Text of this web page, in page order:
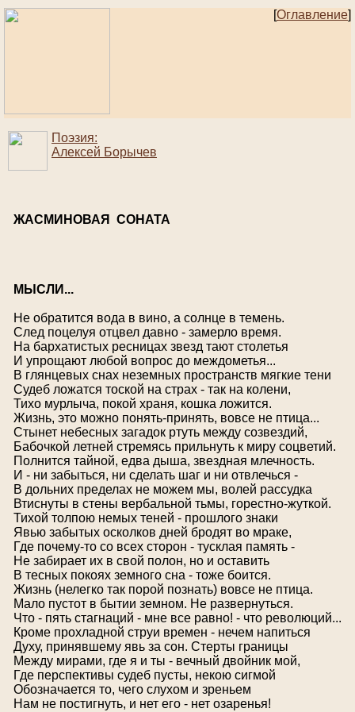
[Оглавление]
Поэзия:
Алексей Борычев
ЖАСМИНОВАЯ СОНАТА
М ЫСЛИ...
Не обратится вода в вино, а солнце в темень.
След поцелуя отцвел давно - замерло время.
На бархатистых ресницах звезд тают столетья
И упрощают любой вопрос до междометья...
В глянцевых снах неземных пространств мягкие тени
Судеб ложатся тоской на страх - так на колени,
Тихо мурлыча, покой храня, кошка ложится.
Жизнь, это можно понять-принять, вовсе не птица...
Стынет небесных загадок ртуть между созвездий,
Бабочкой летней стремясь прильнуть к миру соцветий.
Полнится тайной, едва дыша, звездная млечность.
И - ни забыться, ни сделать шаг и ни отвлечься -
В дольних пределах не можем мы, волей рассудка
Втиснуты в стены вербальной тьмы, горестно-жуткой.
Тихой толпою немых теней - прошлого знаки
Явью забытых осколков дней бродят во мраке,
Где почему-то со всех сторон - тусклая память -
Не забирает их в свой полон, но и оставить
В тесных покоях земного сна - тоже боится.
Жизнь (нелегко так порой познать) вовсе не птица.
Мало пустот в бытии земном. Не развернуться.
Что - пять стагнаций - мне все равно! - что революций...
Кроме прохладной струи времен - нечем напиться
Духу, принявшему явь за сон. Стерты границы
Между мирами, где я и ты - вечный двойник мой,
Где перспективы судеб пусты, некою сигмой
Обозначается то, чего слухом и зреньем
Нам не постигнуть, и нет его - нет озаренья!